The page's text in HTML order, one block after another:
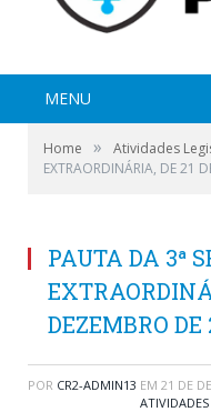
MENU
Home » Atividades
EXTRAORDINÁRIA, DE 21
PAUTA DA 3ª
DEZEMBRO DE
POR CR2-ADMIN13 EM 21 DE